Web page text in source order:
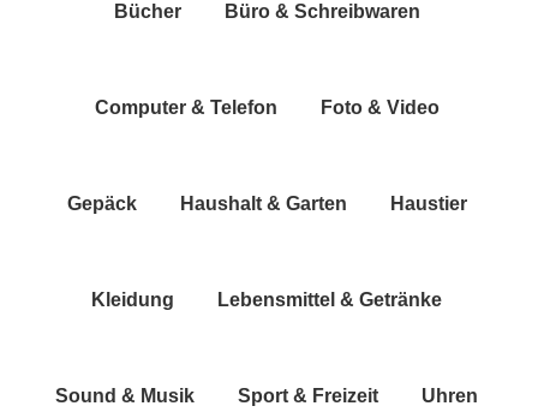
Bücher Büro & Schreibwaren
Com­pu­ter & Telefon Foto & Video
Gepäck Haus­halt & Garten Haus­tier
Klei­dung Lebens­mit­tel & Getränke
Sound & Musik Sport & Freizeit Uhren